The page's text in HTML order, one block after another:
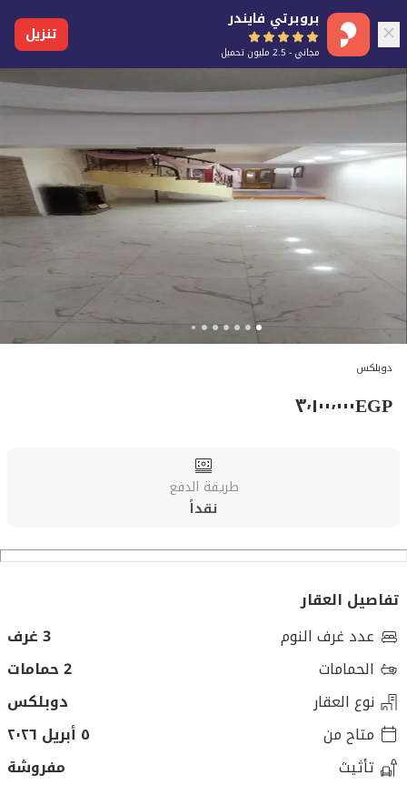
بروبرتي فايندر
مجاني - 2.5 مليون تحميل
تنزيل
دوبلكس
EGP٣٬١٠٠٬٠٠٠
طريقة الدفع
نقداً
تفاصيل العقار
عدد غرف النوم
3 غرف
الحمامات
2 حمامات
نوع العقار
دوبلكس
متاح من
٥ أبريل ٢٠٢٦
تأثيث
مفروشة